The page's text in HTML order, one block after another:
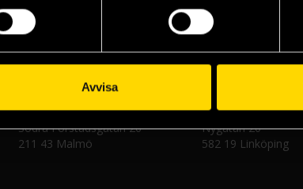
Avvisa
Malmöbutiken
Södra Förstadsgatan 26
211 43 Malmö
Linköpingsbutiken
Nygatan 20
582 19 Linköping